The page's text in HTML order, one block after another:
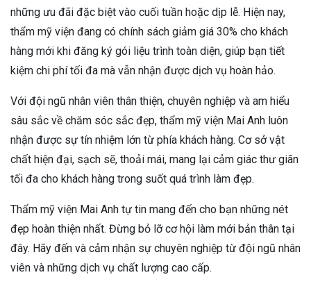
những ưu đãi đặc biệt vào cuối tuần hoặc dịp lễ. Hiện nay,
thẩm mỹ viện đang có chính sách giảm giá 30% cho khách
hàng mới khi đăng ký gói liệu trình toàn diện, giúp bạn tiết
kiệm chi phí tối đa mà vẫn nhận được dịch vụ hoàn hảo.
Với đội ngũ nhân viên thân thiện, chuyên nghiệp và am hiểu
sâu sắc về chăm sóc sắc đẹp, thẩm mỹ viện Mai Anh luôn
nhận được sự tín nhiệm lớn từ phía khách hàng. Cơ sở vật
chất hiện đại, sạch sẽ, thoải mái, mang lại cảm giác thư giãn
tối đa cho khách hàng trong suốt quá trình làm đẹp.
Thẩm mỹ viện Mai Anh tự tin mang đến cho bạn những nét
đẹp hoàn thiện nhất. Đừng bỏ lỡ cơ hội làm mới bản thân tại
đây. Hãy đến và cảm nhận sự chuyên nghiệp từ đội ngũ nhân
viên và những dịch vụ chất lượng cao cấp.